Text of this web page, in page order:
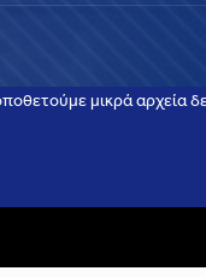
μικρά